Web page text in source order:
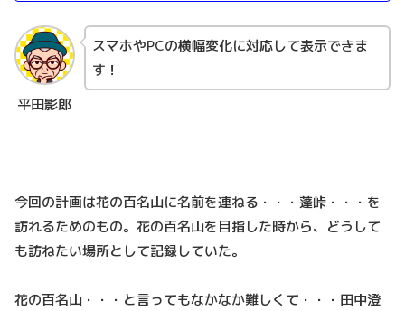
平田影郎
スマホやPCの横幅変化に対応して表示できま
す！
今回の計画は花の百名山に名前を連ねる・・・蓬峠・・・を
訪れるためのもの。花の百名山を目指した時から、どうして
も訪ねたい場所として記録していた。
花の百名山・・・と言ってもなかなか難しくて・・・田中澄